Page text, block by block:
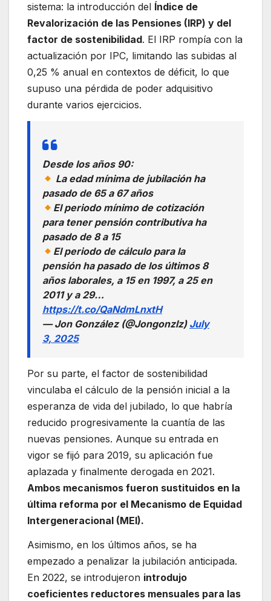
sistema: la introducción del Índice de
Revalorización de las Pensiones (IRP) y del
factor de sostenibilidad. El IRP rompía con la
actualización por IPC, limitando las subidas al
0,25 % anual en contextos de déficit, lo que
supuso una pérdida de poder adquisitivo
durante varios ejercicios.
Desde los años 90:
La edad mínima de jubilación ha
pasado de 65 a 67 años
El periodo mínimo de cotización
para tener pensión contributiva ha
pasado de 8 a 15
El periodo de cálculo para la
pensión ha pasado de los últimos 8
años laborales, a 15 en 1997, a 25 en
2011 y a 29…
https://t.co/QaNdmLnxtH
— Jon González (@Jongonzlz) July
3, 2025
Por su parte, el factor de sostenibilidad
vinculaba el cálculo de la pensión inicial a la
esperanza de vida del jubilado, lo que habría
reducido progresivamente la cuantía de las
nuevas pensiones. Aunque su entrada en
vigor se fijó para 2019, su aplicación fue
aplazada y finalmente derogada en 2021.
Ambos mecanismos fueron sustituidos en la
última reforma por el Mecanismo de Equidad
Intergeneracional (MEI).
Asimismo, en los últimos años, se ha
empezado a penalizar la jubilación anticipada.
En 2022, se introdujeron introdujo
coeficientes reductores mensuales para las